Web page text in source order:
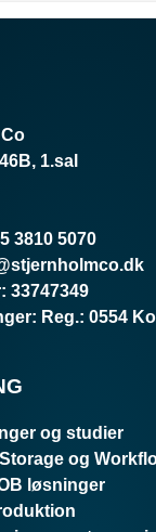
1.sal
3810 5070
: 33747349
: Reg.: 0554
og studier
og
løsninger